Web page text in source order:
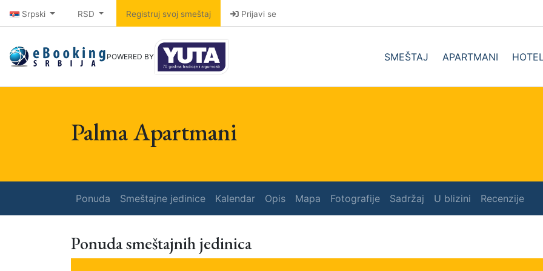
Srpski RSD Registruj svoj smeštaj Prijavi se
POWERED BY SMEŠTAJ APARTMANI
Palma Apartmani
Ponuda Smeštajne jedinice Kalendar Opis Mapa Fotografije Sadržaj U blizini Recenzije
Ponuda smeštajnih jedinica